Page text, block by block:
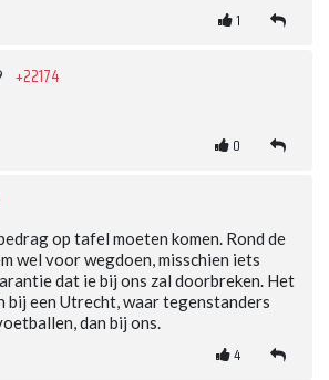
1
+22174
0
op tafel moeten komen. Rond de
wel voor wegdoen, misschien iets
dat ie bij ons zal doorbreken. Het
bij een Utrecht, waar tegenstanders
dan bij ons.
4